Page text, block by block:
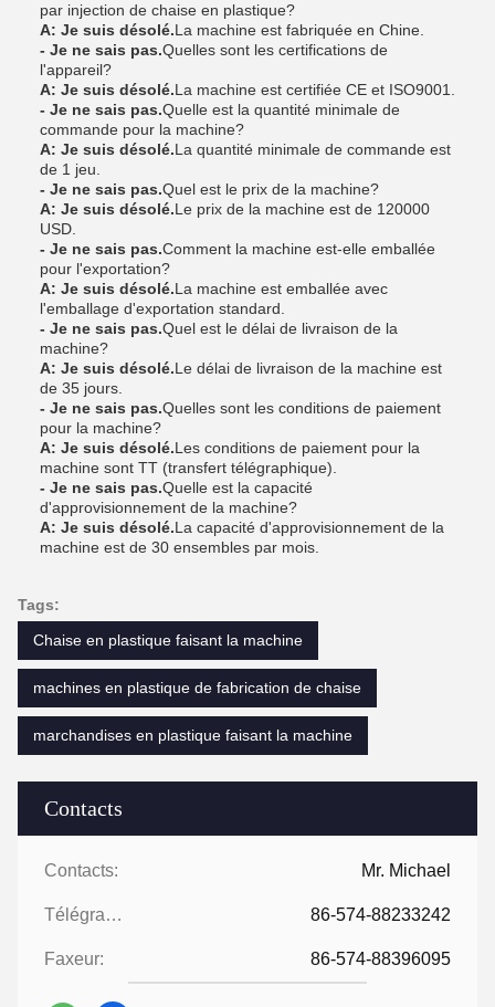
Contacts
Contacts: Mr. Michael
Télégramme: 86-574-88233242
Faxeur: 86-574-88396095
par injection de chaise en plastique?
A: Je suis désolé.La machine est fabriquée en Chine.
- Je ne sais pas.Quelles sont les certifications de
l'appareil?
A: Je suis désolé.La machine est certifiée CE et ISO9001.
- Je ne sais pas.Quelle est la quantité minimale de
commande pour la machine?
A: Je suis désolé.La quantité minimale de commande est
de 1 jeu.
- Je ne sais pas.Quel est le prix de la machine?
A: Je suis désolé.Le prix de la machine est de 120000
USD.
- Je ne sais pas.Comment la machine est-elle emballée
pour l'exportation?
A: Je suis désolé.La machine est emballée avec
l'emballage d'exportation standard.
- Je ne sais pas.Quel est le délai de livraison de la
machine?
A: Je suis désolé.Le délai de livraison de la machine est
de 35 jours.
- Je ne sais pas.Quelles sont les conditions de paiement
pour la machine?
A: Je suis désolé.Les conditions de paiement pour la
machine sont TT (transfert télégraphique).
- Je ne sais pas.Quelle est la capacité
d'approvisionnement de la machine?
A: Je suis désolé.La capacité d'approvisionnement de la
machine est de 30 ensembles par mois.
Tags:
Chaise en plastique faisant la machine
machines en plastique de fabrication de chaise
marchandises en plastique faisant la machine